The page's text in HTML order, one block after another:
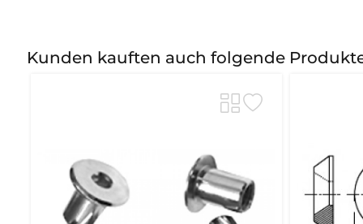
Kunden kauften auch folgende